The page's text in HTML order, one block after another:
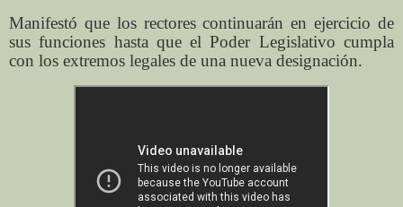
Manifestó que los rectores continuarán en ejercicio de
sus funciones hasta que el Poder Legislativo cumpla
con los extremos legales de una nueva designación.